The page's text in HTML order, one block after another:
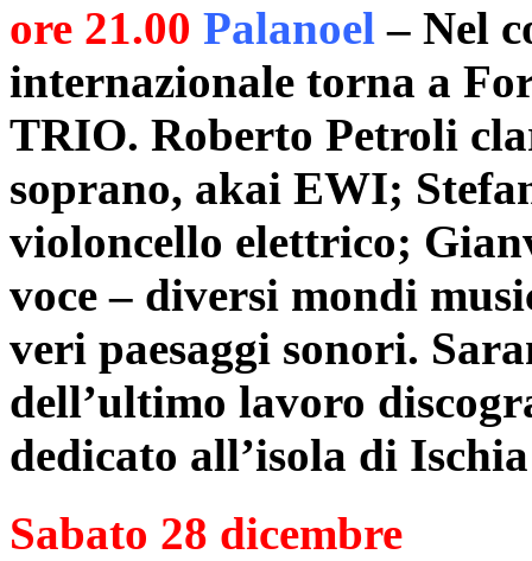
ore 21.00 Palanoel – Nel
internazionale torna a
TRIO. Roberto Petroli
soprano, akai EWI;
violoncello elettrico;
voce – diversi mondi
veri paesaggi sonori.
dell’ultimo lavoro
dedicato all’isola di Ischia
Sabato 28 dicembre